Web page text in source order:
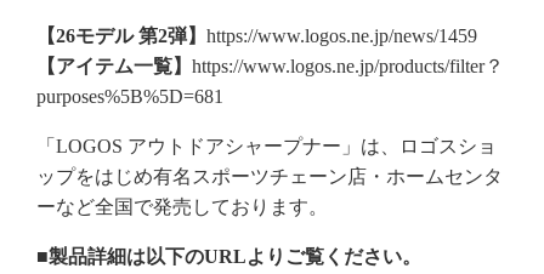
【26モデル 第2弾】 https://www.logos.ne.jp/news/1459
【アイテム一覧】 https://www.logos.ne.jp/products/filter？
purposes%5B%5D=681
「LOGOS アウトドアシャープナー」は、ロゴスショ
ップをはじめ有名スポーツチェーン店・ホームセンタ
ーなど全国で発売しております。
■製品詳細は以下のURLよりご覧ください。